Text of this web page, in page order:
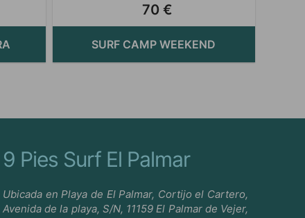
70 €
SURF CAMP WEEKEND
9 Pies Surf El Palmar
Ubicada en Playa de El Palmar, Cortijo el Cartero,
Avenida de la playa, S/N, 11159 El Palmar de Vejer,